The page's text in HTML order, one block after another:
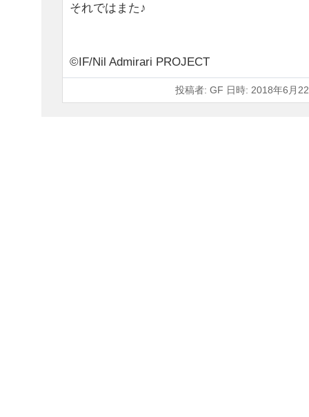
それではまた♪
©IF/Nil Admirari PROJECT
投稿者: GF 日時: 2018年6月